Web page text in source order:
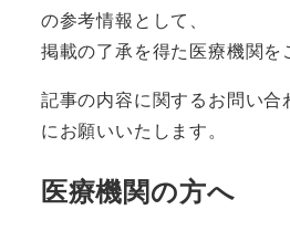
の参考情報として、
掲載の了承を得た医療機関を
記事の内容に関するお問い合
にお願いいたします。
医療機関の方へ